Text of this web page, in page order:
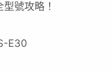
號攻略！
E30